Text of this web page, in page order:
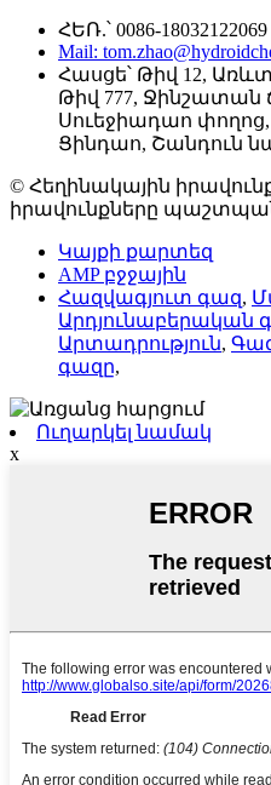
ՀԵՌ.՝ 0086-18032122069
Mail:
Հասցե՝ Թիվ 12,
Թիվ 777,
Սուեջիադաո
Ցինդաո, Շանդուն
© Հեղինակային իրավունք
իրավունքները
Կայքի քարտեզ
AMP բջջային
Հազվագյուտ գազ,
Արդյունաբերական
Արտադրություն,
գազը,
Ուղարկել նամակ
x